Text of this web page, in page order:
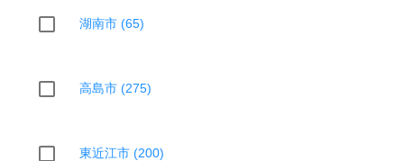
湖南市 (65)
高島市 (275)
東近江市 (200)